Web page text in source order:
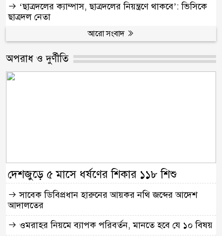
‘ছাত্রদলের ক্যাম্পাস, ছাত্রদলের নিয়ন্ত্রণে থাকবে’: ভিসিকে
ছাত্রদল নেতা
আরো সংবাদ
অপরাধ ও দুর্ণীতি
দেশজুড়ে ৫ মাসে ধর্ষণের শিকার ১১৮ শিশু
সাবেক ডিবিপ্রধান হারুনের আয়কর নথি জব্দের আদেশ
আদালতের
ওমরাহর নিয়মে ব্যাপক পরিবর্তন, মানতে হবে যে ১০ বিষয়